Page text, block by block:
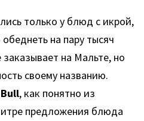
только у блюд с икрой,
на пару тысяч
на Мальте, но
своему названию.
, как понятно из
предложения блюда